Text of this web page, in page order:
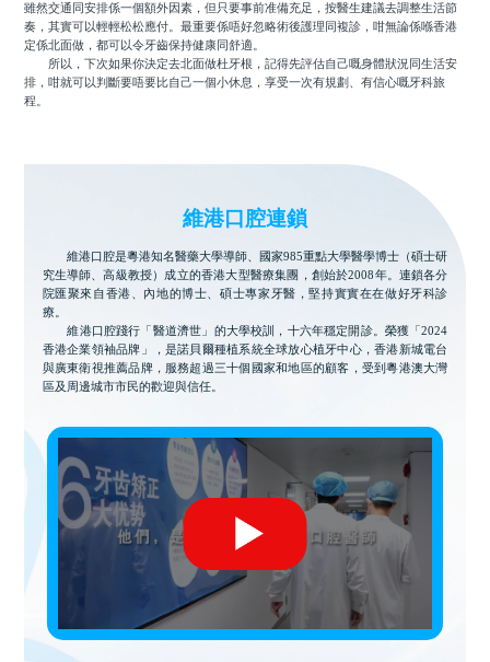
雖然交通同安排係一個額外因素，但只要事前准備充足，按醫生建議去調整生活節
奏，其實可以輕輕松松應付。最重要係唔好忽略術後護理同複診，咁無論係喺香港
定係北面做，都可以令牙齒保持健康同舒適。
所以，下次如果你決定去北面做杜牙根，記得先評估自己嘅身體狀況同生活安
排，咁就可以判斷要唔要比自己一個小休息，享受一次有規劃、有信心嘅牙科旅
程。
維港口腔連鎖
維港口腔是粵港知名醫藥大學導師、國家985重點大學醫學博士（碩士研
究生導師、高級教授）成立的香港大型醫療集團，創始於2008年。連鎖各分
院匯聚來自香港、內地的博士、碩士專家牙醫，堅持實實在在做好牙科診
療。
維港口腔踐行「醫道濟世」的大學校訓，十六年穩定開診。榮獲「2024
香港企業領袖品牌」，是諾貝爾種植系統全球放心植牙中心，香港新城電台
與廣東衛視推薦品牌，服務超過三十個國家和地區的顧客，受到粵港澳大灣
區及周邊城市市民的歡迎與信任。